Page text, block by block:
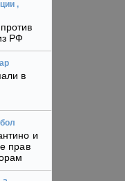
,
РФ
в
и
прав